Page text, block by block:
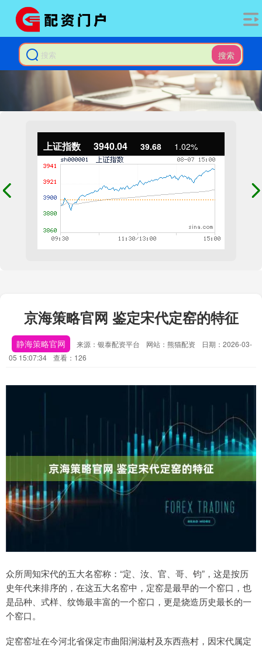
搜索
上证指数 3940.04 39.68 1.02%
京海策略官网 鉴定宋代定窑的特征
静海策略官网 来源：银泰配资平台 网站：熊猫配资
日期：2026-03-
05 15:07:34
查看：126
众所周知宋代的五大名窑称：“定、汝、官、哥、钧”，这是按历
史年代来排序的，在这五大名窑中，定窑是最早的一个窑口，也
是品种、式样、纹饰最丰富的一个窑口，更是烧造历史最长的一
个窑口。
定窑窑址在今河北省保定市曲阳涧滋村及东西燕村，因宋代属定